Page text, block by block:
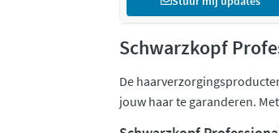
Schwarzkopf
De
jouw haar te garanderen.